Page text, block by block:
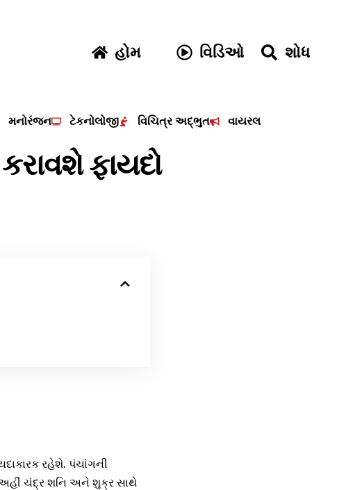
હોમ વિડિઓ શોધ
મનોરંજન ટેકનોલોજી વિચિત્ર અદ્ભુત વાયરલ
ફાયદો
રહેશે. પંચાંગની
ચંદ્ર શનિ અને શુક્ર સાથે